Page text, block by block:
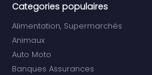
Categories populaires
Alimentation, Supermarchés
Animaux
Auto Moto
Banques Assurances